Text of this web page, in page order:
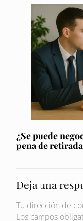
¿Se puede
pena de
Deja una
Tu dirección de
Los campos